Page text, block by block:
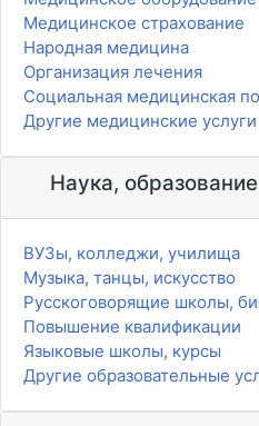
Медицинское страхование
Народная медицина
Организация лечения
Социальная медицинская
Другие медицинские услуги
Наука, образование
ВУЗы, колледжи, училища
Музыка, танцы, искусство
Русскоговорящие школы,
Повышение квалификации
Языковые школы, курсы
Другие образовательные